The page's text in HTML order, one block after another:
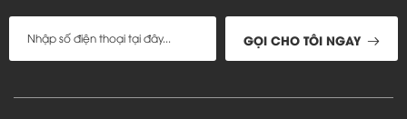
GỌI CHO TÔI NGAY